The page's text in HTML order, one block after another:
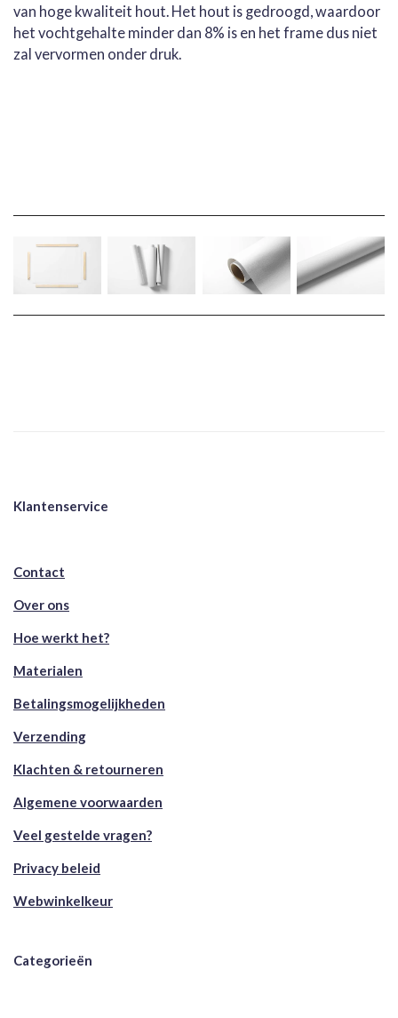
van hoge kwaliteit hout. Het hout is gedroogd, waardoor
het vochtgehalte minder dan 8% is en het frame dus niet
zal vervormen onder druk.
Klantenservice
Contact
Over ons
Hoe werkt het?
Materialen
Betalingsmogelijkheden
Verzending
Klachten & retourneren
Algemene voorwaarden
Veel gestelde vragen?
Privacy beleid
Webwinkelkeur
Categorieën